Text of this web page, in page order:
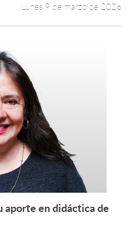
Lunes 9 de marzo de 2026
Leer más +
aporte en didáctica de